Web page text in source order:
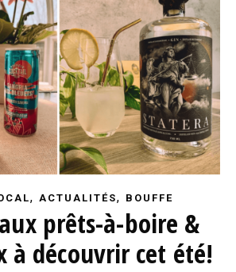
, ACTUALITÉS, BOUFFE
prêts-à-boire &
à découvrir cet été!